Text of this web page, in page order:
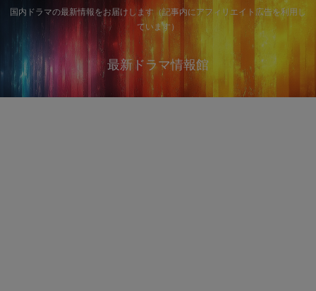
国内ドラマの最新情報をお届けします（記事内にアフィリエイト広告を利用し
ています）
最新ドラマ情報館